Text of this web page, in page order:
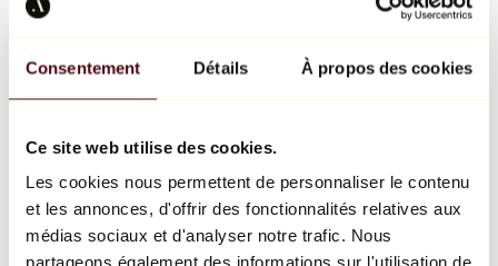
Consentement Détails À propos des cookies
Ce site web utilise des cookies.
Les cookies nous permettent de personnaliser le contenu
et les annonces, d'offrir des fonctionnalités relatives aux
médias sociaux et d'analyser notre trafic. Nous
partageons également des informations sur l'utilisation de
Richard Orlinski
Keith Haring
Jeff Koons
Jean-Michel Basquiat
Tous les designers
Œuvre de la semaine